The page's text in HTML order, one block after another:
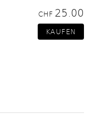
CHF 25.00